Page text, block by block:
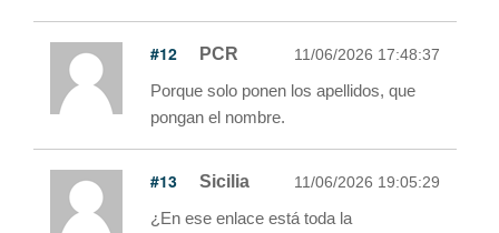
#12 PCR 11/06/2026 17:48:37
Porque solo ponen los apellidos, que
pongan el nombre.
#13 Sicilia 11/06/2026 19:05:29
¿En ese enlace está toda la